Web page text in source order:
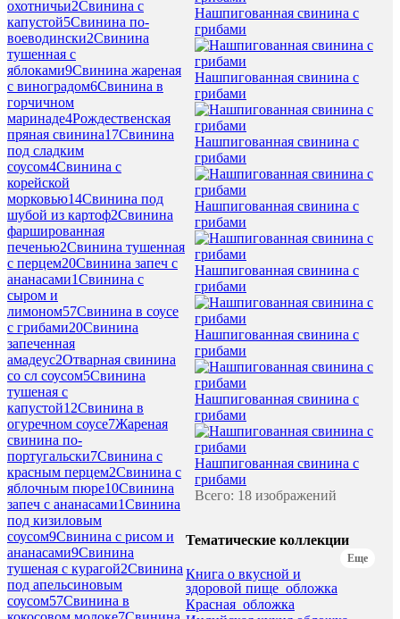
охотничьи2Свинина с
капустой5Свинина по-
воеводински2Свинина
тушенная с
яблоками9Свинина жареная
с виноградом6Свинина в
горчичном
маринаде4Рождественская
пряная свинина17Свинина
под сладким
соусом4Свинина с
корейской
морковью14Свинина под
шубой из картоф2Свинина
фаршированная
печенью2Свинина тушенная
с перцем20Свинина запеч с
ананасами1Свинина с
сыром и
лимоном57Свинина в соусе
с грибами20Свинина
запеченная
амадеус2Отварная свинина
со сл соусом5Свинина
тушеная с
капустой12Свинина в
огуречном соусе7Жареная
свинина по-
португальски7Свинина с
красным перцем2Свинина с
яблочным пюре10Свинина
запеч с ананасами1Свинина
под кизиловым
соусом9Свинина с рисом и
ананасами9Свинина
тушеная с курагой2Свинина
под апельсиновым
соусом57Свинина в
Нашпигованная свинина с
грибами
Нашпигованная свинина с
грибами
Нашпигованная свинина с
грибами
Нашпигованная свинина с
грибами
Нашпигованная свинина с
грибами
Нашпигованная свинина с
грибами
Нашпигованная свинина с
грибами
Нашпигованная свинина с
грибами
Всего: 18 изображений
Тематические коллекции
Еще
Книга о вкусной и
здоровой пище_обложка
Красная_обложка